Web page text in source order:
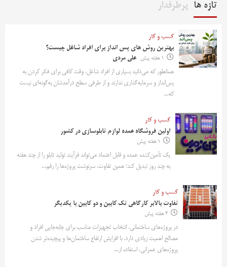
تازه ها پرطرفدار
کسب و کار
بهترین روش‌ های پس‌ انداز برای افراد شاغل چیست؟
1 هفته پیش
علی مردی
همانطور که می‌دانید بسیاری از افراد شاغل، وقت کافی برای فکر کردن به
پس‌انداز و سرمایه‌گذاری ندارند و از طرفی سطح درآمدشان به‌گونه‌ای نیست
که...
کسب و کار
اولین فروشگاه عمده لوازم تابلوسازی در کشور
1 هفته پیش
یک تأمین‌کننده عمده و قابل اعتماد می‌تواند فرآیند تولید تابلو را از چند هفته
به چند روز تبدیل کند؛ همین تفاوت، سرنوشت پروژه‌ها را رقم...
کسب و کار
تفاوت بالابر کارگاهی تک کابین و دو کابین با یکدیگر
2 هفته پیش
در پروژه‌های ساختمانی، انتخاب تجهیزات مناسب برای جابه‌جایی افراد و
مصالح اهمیت زیادی دارد. با افزایش ارتفاع ساختمان‌ها و پیچیده‌تر شدن
پروژه‌های عمرانی، استفاده از...